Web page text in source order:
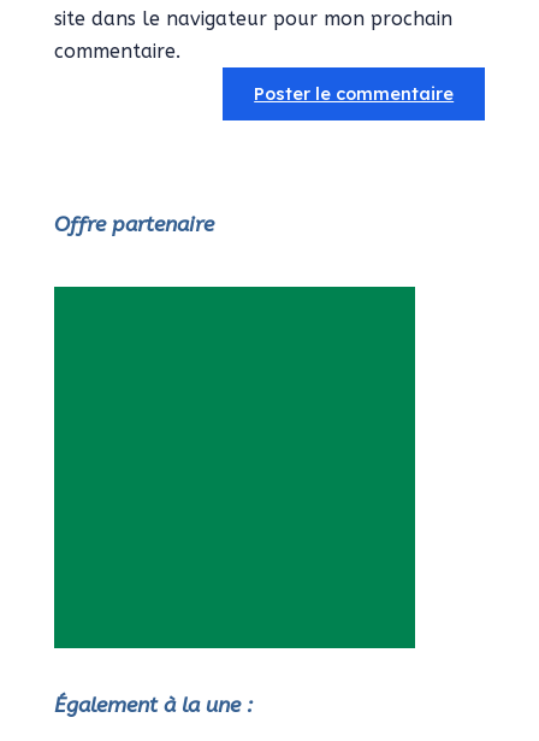
site dans le navigateur pour mon prochain
commentaire.
Offre partenaire
Également à la une :